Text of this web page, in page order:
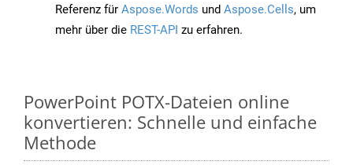
Referenz für Aspose.Words und Aspose.Cells, um
mehr über die REST-API zu erfahren.
PowerPoint POTX-Dateien online
konvertieren: Schnelle und einfache
Methode